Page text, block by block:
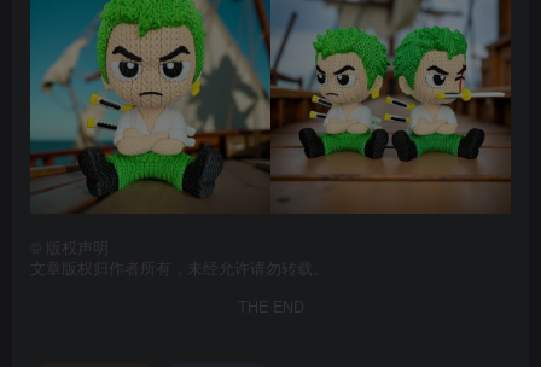
版权声明
文章版权归作者所有，未经允许请勿转载。
THE END